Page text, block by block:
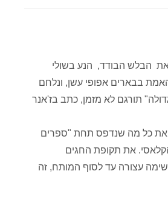
הבלש הבודד, הנע בשולי
בבארים אפופי עשן, ונלחם
"השינה הגדולה" תורגם לא מזמן, כתב בז'אנר
את כל מה שנדפס תחת "ספרים
את תקופת החגים
עצורה עד לסוף המותח, זה